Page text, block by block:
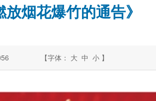
烟花爆竹的通告》
【字体： 大 中 小 】